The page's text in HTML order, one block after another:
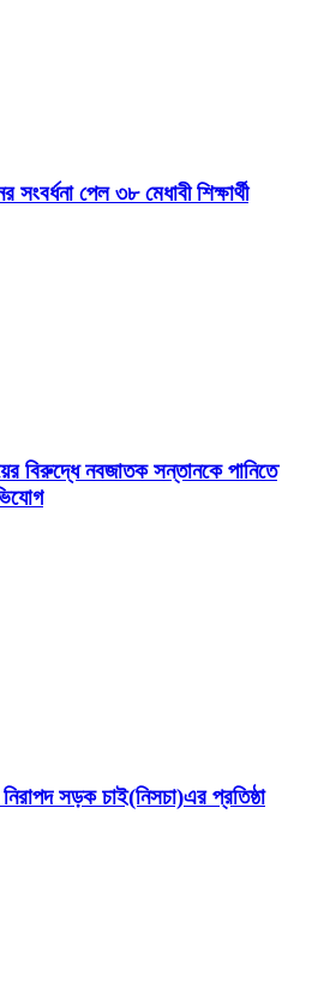
সংবর্ধনা পেল ৩৮ মেধাবী শিক্ষার্থী
বিরুদ্ধে নবজাতক সন্তানকে পানিতে
নিরাপদ সড়ক চাই(নিসচা)এর প্রতিষ্ঠা